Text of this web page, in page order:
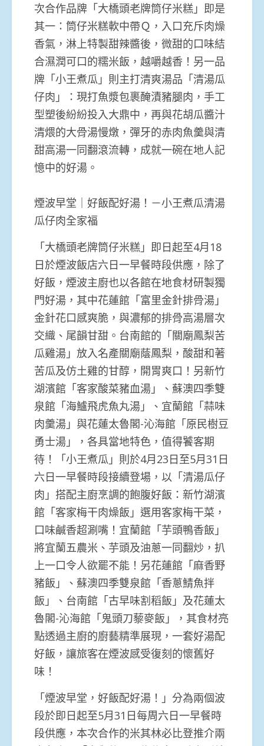
次合作品牌「大橋頭老牌筒仔米糕」即是
其一：筒仔米糕軟中帶Ｑ，入口充斥肉燥
香氣，淋上特製甜辣醬後，微甜的口味結
合濕潤可口的糯米飯，越嚼越香！另一品
牌「小王煮瓜」則主打清爽湯品「清湯瓜
仔肉」：現打魚漿包裹醃漬豬腿肉，手工
型塑後紛紛投入大鼎中，再與花胡瓜醬汁
清煨的大骨湯慢燉，彈牙的赤肉魚羹與清
甜高湯一同翻滾流轉，成就一碗在地人記
憶中的好湯。
煙波早堂｜好飯配好湯！－小王煮瓜清湯
瓜仔肉全家福
「大橋頭老牌筒仔米糕」即日起至4月18
日於煙波飯店六日一早餐時段供應，除了
好飯，煙波主廚也以各館在地食材研製獨
門好湯，其中花蓮館「富里金針排骨湯」
金針花口感爽脆，與濃郁的排骨高湯層次
交織、尾韻甘甜。台南館的「關廟鳳梨苦
瓜雞湯」放入名產關廟蔭鳳梨，酸甜和著
苦瓜及仿土雞的甘醇，開胃爽口！另新竹
湖濱館「客家酸菜豬血湯」、蘇澳四季雙
泉館「海鱸飛虎魚丸湯」、宜蘭館「蒜味
肉羹湯」與花蓮太魯閣-沁海館「原民樹豆
勇士湯」，各具當地特色，值得饕客期
待！「小王煮瓜」則於4月23日至5月31日
六日一早餐時段接續登場，以「清湯瓜仔
肉」搭配主廚烹調的飽腹好飯：新竹湖濱
館「客家梅干肉燥飯」選用客家梅干菜，
口味鹹香超涮嘴！宜蘭館「芋頭鴨香飯」
將宜蘭五農米、芋頭及油蔥一同翻炒，扒
上一口令人欲罷不能！另花蓮館「麻香野
豬飯」、蘇澳四季雙泉館「香蔥鯖魚拌
飯」、台南館「古早味割稻飯」及花蓮太
魯閣-沁海館「鬼頭刀藜麥飯」，其食材亮
點透過主廚的廚藝精準展現，一套好湯配
好飯，讓旅客在煙波感受復刻的懷舊好
味！
「煙波早堂，好飯配好湯！」分為兩個波
段於即日起至5月31日每周六日一早餐時
段供應，本次合作的米其林必比登推介兩